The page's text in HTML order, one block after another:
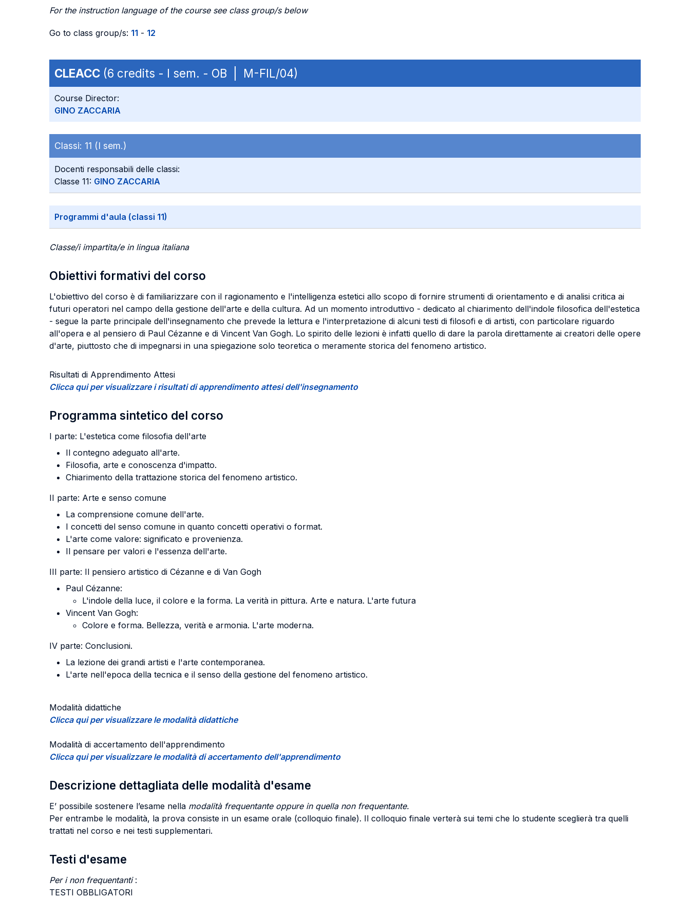
For the instruction language of the course see class group/s below
Go to class group/s: 11 - 12
CLEACC (6 credits - I sem. - OB | M-FIL/04)
Course Director:
GINO ZACCARIA
Classi: 11 (I sem.)
Docenti responsabili delle classi:
Classe 11: GINO ZACCARIA
Programmi d'aula (classi 11)
Classe/i impartita/e in lingua italiana
Obiettivi formativi del corso
L'obiettivo del corso è di familiarizzare con il ragionamento e l'intelligenza estetici allo scopo di fornire strumenti di orientamento e di analisi critica ai
futuri operatori nel campo della gestione dell'arte e della cultura. Ad un momento introduttivo - dedicato al chiarimento dell'indole filosofica dell'estetica
- segue la parte principale dell'insegnamento che prevede la lettura e l'interpretazione di alcuni testi di filosofi e di artisti, con particolare riguardo
all'opera e al pensiero di Paul Cézanne e di Vincent Van Gogh. Lo spirito delle lezioni è infatti quello di dare la parola direttamente ai creatori delle opere
d'arte, piuttosto che di impegnarsi in una spiegazione solo teoretica o meramente storica del fenomeno artistico.
Risultati di Apprendimento Attesi
Clicca qui per visualizzare i risultati di apprendimento attesi dell'insegnamento
Programma sintetico del corso
I parte: L'estetica come filosofia dell'arte
Il contegno adeguato all'arte.
Filosofia, arte e conoscenza d'impatto.
Chiarimento della trattazione storica del fenomeno artistico.
II parte: Arte e senso comune
La comprensione comune dell'arte.
I concetti del senso comune in quanto concetti operativi o format.
L'arte come valore: significato e provenienza.
Il pensare per valori e l'essenza dell'arte.
III parte: Il pensiero artistico di Cézanne e di Van Gogh
Paul Cézanne:
L'indole della luce, il colore e la forma. La verità in pittura. Arte e natura. L'arte futura
Vincent Van Gogh:
Colore e forma. Bellezza, verità e armonia. L'arte moderna.
IV parte: Conclusioni.
La lezione dei grandi artisti e l'arte contemporanea.
L'arte nell'epoca della tecnica e il senso della gestione del fenomeno artistico.
Modalità didattiche
Clicca qui per visualizzare le modalità didattiche
Modalità di accertamento dell'apprendimento
Clicca qui per visualizzare le modalità di accertamento dell'apprendimento
Descrizione dettagliata delle modalità d'esame
E’ possibile sostenere l’esame nella modalità frequentante oppure in quella non frequentante.
Per entrambe le modalità, la prova consiste in un esame orale (colloquio finale). Il colloquio finale verterà sui temi che lo studente sceglierà tra quelli
trattati nel corso e nei testi supplementari.
Testi d'esame
Per i non frequentanti:
TESTI OBBLIGATORI